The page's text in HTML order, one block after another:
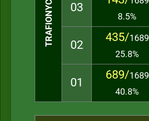
03
8.5%
02
435/1689
25.8%
01
689/1689
40.8%